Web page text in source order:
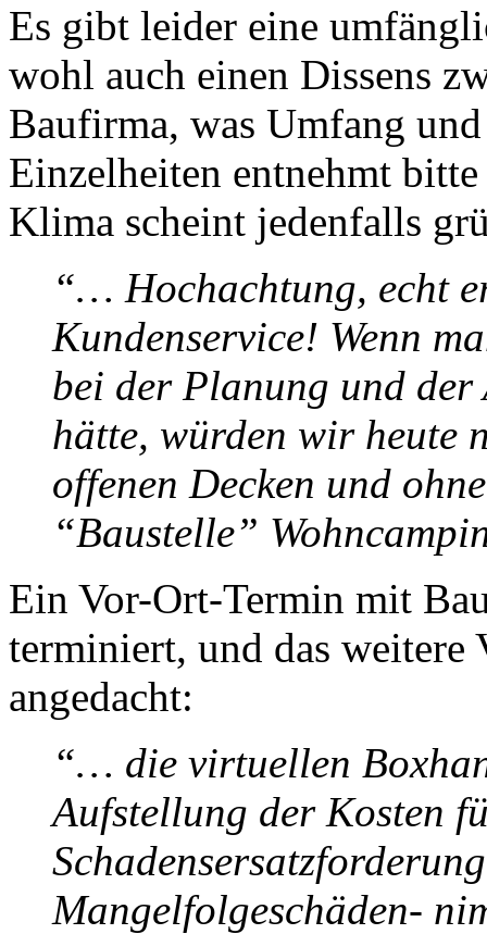
Es gibt leider eine
wohl auch einen Dissens
Baufirma, was Umfang
Einzelheiten entnehmt
Klima scheint jedenfalls
“… Hochachtung, echt
Kundenservice! Wenn
bei der Planung und der
hätte, würden wir heute
offenen Decken und
“Baustelle”
Ein Vor-Ort-Termin mit
terminiert, und das weitere
angedacht:
“… die virtuellen
Aufstellung der Kosten
Mangelfolgeschäden-